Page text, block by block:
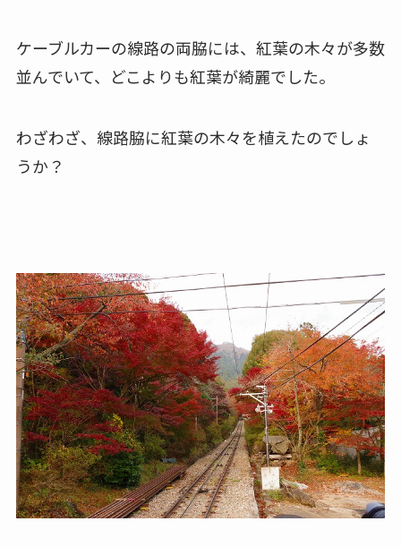
ケーブルカーの線路の両脇には、紅葉の木々が多数
並んでいて、どこよりも紅葉が綺麗でした。
わざわざ、線路脇に紅葉の木々を植えたのでしょ
うか？